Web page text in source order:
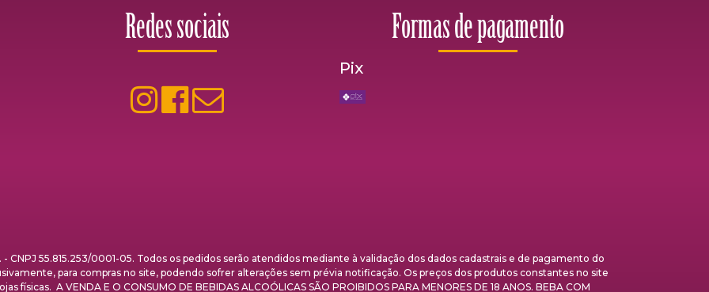
Redes sociais Formas de pagamento
Pix
- CNPJ 55.815.253/0001-05. Todos os pedidos serão atendidos mediante à validação dos dados cadastrais e de pagamento do
para compras no site, podendo sofrer alterações sem prévia notificação. Os preços dos produtos constantes no site
físicas. A VENDA E O CONSUMO DE BEBIDAS ALCOÓLICAS SÃO PROIBIDOS PARA MENORES DE 18 ANOS. BEBA COM